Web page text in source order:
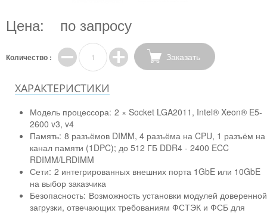
Цена: по запросу
Количество : Заказать
ХАРАКТЕРИСТИКИ
Модель процессора: 2 × Socket LGA2011, Intel® Xeon® E5-
2600 v3, v4
Память: 8 разъёмов DIMM, 4 разъёма на CPU, 1 разъём на
канал памяти (1DPC); до 512 ГБ DDR4 - 2400 ECC
RDIMM/LRDIMM
Сети: 2 интегрированных внешних порта 1GbE или 10GbE
на выбор заказчика
Безопасность: Возможность установки модулей доверенной
загрузки, отвечающих требованиям ФСТЭК и ФСБ для